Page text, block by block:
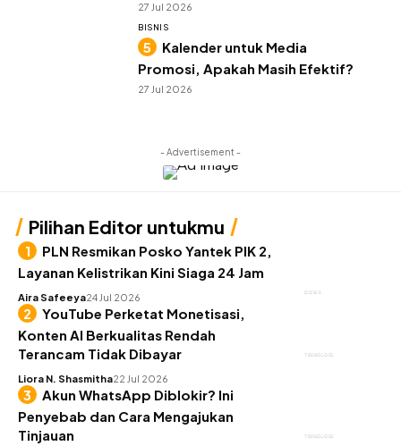
27 Jul 2026
BISNIS
Kalender untuk Media
Promosi, Apakah Masih Efektif?
27 Jul 2026
- Advertisement -
Pilihan Editor untukmu
BISNIS
PLN Resmikan Posko Yantek PIK 2,
Layanan Kelistrikan Kini Siaga 24 Jam
Aira Safeeya24 Jul 2026
TEKNOLOGI
YouTube Perketat Monetisasi,
Konten AI Berkualitas Rendah
Terancam Tidak Dibayar
Liora N. Shasmitha22 Jul 2026
TEKNOLOGI
Akun WhatsApp Diblokir? Ini
Penyebab dan Cara Mengajukan
Tinjauan